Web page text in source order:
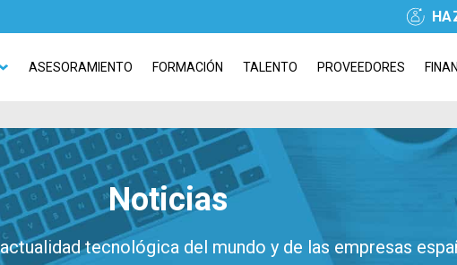
ASESORAMIENTO FORMACIÓN TALENTO PROVEEDORES
Noticias
tecnológica del mundo y de las empresas